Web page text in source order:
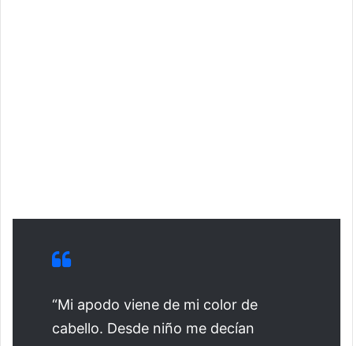
“Mi apodo viene de mi color de
cabello. Desde niño me decían